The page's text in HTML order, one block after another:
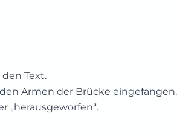
Text.
Armen der Brücke eingefangen.
„herausgeworfen“.